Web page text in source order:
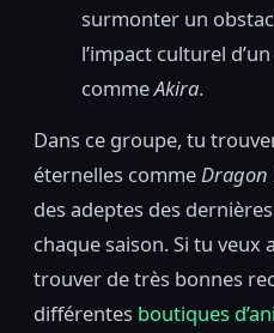
surmonter un
l’impact culturel
commeAkira.
Dans ce groupe, tu
éternelles commeDragon
des adeptes des
chaque saison. Si tu veux
trouver de très bonnes
différentes boutiques